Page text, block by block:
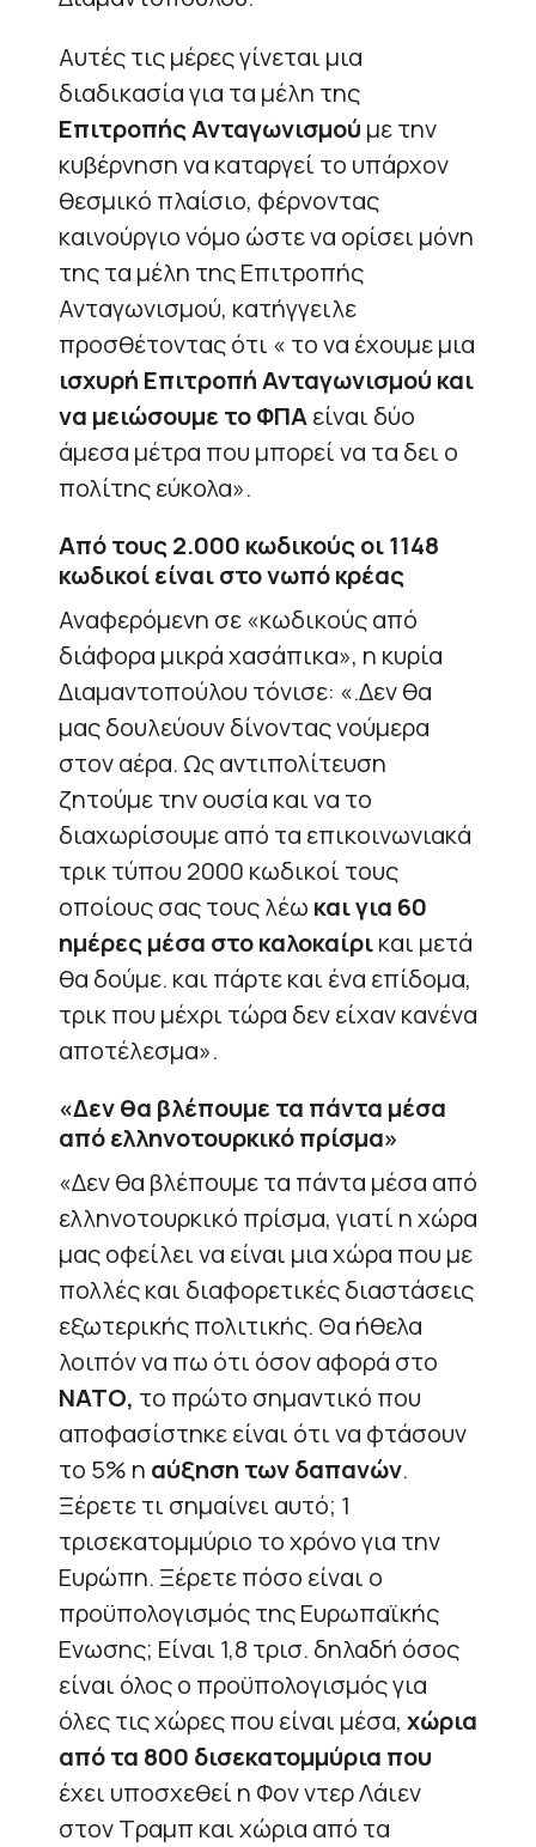
Αυτές τις μέρες γίνεται μια
διαδικασία για τα μέλη της
Επιτροπής Ανταγωνισμού με την
κυβέρνηση να καταργεί το υπάρχον
θεσμικό πλαίσιο, φέρνοντας
καινούργιο νόμο ώστε να ορίσει μόνη
της τα μέλη της Επιτροπής
Ανταγωνισμού, κατήγγειλε
προσθέτοντας ότι « το να έχουμε μια
ισχυρή Επιτροπή Ανταγωνισμού και
να μειώσουμε το ΦΠΑείναι δύο
άμεσα μέτρα που μπορεί να τα δει ο
πολίτης εύκολα».
Από τους 2.000 κωδικούς οι 1148
κωδικοί είναι στο νωπό κρέας
Αναφερόμενη σε «κωδικούς από
διάφορα μικρά χασάπικα», η κυρία
Διαμαντοπούλου τόνισε: «.Δεν θα
μας δουλεύουν δίνοντας νούμερα
στον αέρα. Ως αντιπολίτευση
ζητούμε την ουσία και να το
διαχωρίσουμε από τα επικοινωνιακά
τρικ τύπου 2000 κωδικοί τους
οποίους σας τους λέω και για 60
ημέρες μέσα στο καλοκαίρικαι μετά
θα δούμε. και πάρτε και ένα επίδομα,
τρικ που μέχρι τώρα δεν είχαν κανένα
αποτέλεσμα».
«Δεν θα βλέπουμε τα πάντα μέσα
από ελληνοτουρκικό πρίσμα»
«Δεν θα βλέπουμε τα πάντα μέσα από
ελληνοτουρκικό πρίσμα, γιατί η χώρα
μας οφείλει να είναι μια χώρα που με
πολλές και διαφορετικές διαστάσεις
εξωτερικής πολιτικής. Θα ήθελα
λοιπόν να πω ότι όσον αφορά στο
ΝΑΤΟ, το πρώτο σημαντικό που
αποφασίστηκε είναι ότι να φτάσουν
το 5% η αύξηση των δαπανών.
Ξέρετε τι σημαίνει αυτό; 1
τρισεκατομμύριο το χρόνο για την
Ευρώπη. Ξέρετε πόσο είναι ο
προϋπολογισμός της Ευρωπαϊκής
Ενωσης; Είναι 1,8 τρισ. δηλαδή όσος
είναι όλος ο προϋπολογισμός για
όλες τις χώρες που είναι μέσα, χώρια
από τα 800 δισεκατομμύρια που
έχει υποσχεθεί η Φον ντερ Λάιεν
στον Τραμπ και χώρια από τα